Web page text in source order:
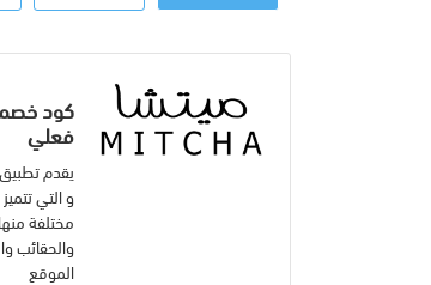
فعلي
يقدم تطبيق
و التي
مختلفة
والحقائب
الموقع